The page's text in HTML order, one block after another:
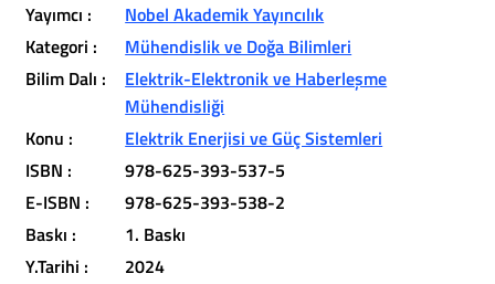
Yayımcı :
Nobel Akademik Yayıncılık
Kategori :
Mühendislik ve Doğa Bilimleri
Bilim Dalı :
Elektrik-Elektronik ve Haberleşme
Mühendisliği
Konu :
Elektrik Enerjisi ve Güç Sistemleri
ISBN :
978-625-393-537-5
E-ISBN :
978-625-393-538-2
Baskı :
1. Baskı
Y.Tarihi :
2024